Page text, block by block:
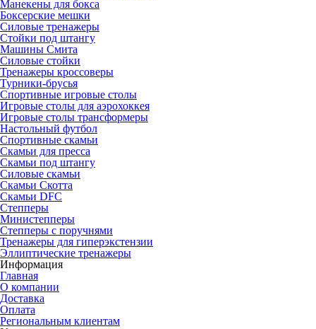
Манекены для бокса
Боксерские мешки
Силовые тренажеры
Стойки под штангу
Машины Смита
Силовые стойки
Тренажеры кроссоверы
Турники-брусья
Спортивные игровые столы
Игровые столы для аэрохоккея
Игровые столы трансформеры
Настольный футбол
Спортивные скамьи
Скамьи для пресса
Скамьи под штангу
Силовые скамьи
Скамьи Скотта
Скамьи DFC
Степперы
Министепперы
Степперы с поручнями
Тренажеры для гиперэкстензии
Эллиптические тренажеры
Информация
Главная
О компании
Доставка
Оплата
Региональным клиентам